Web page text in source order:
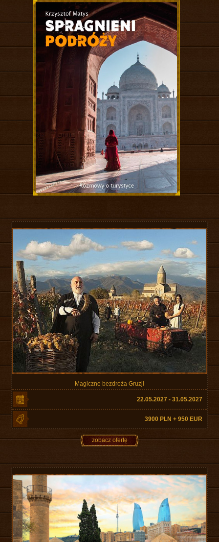
Magiczne bezdroża Gruzji
22.05.2027 - 31.05.2027
3900 PLN + 950 EUR
zobacz ofertę